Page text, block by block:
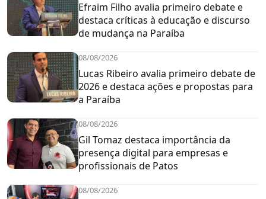
Efraim Filho avalia primeiro debate e
destaca críticas à educação e discurso
de mudança na Paraíba
08/08/2026
Lucas Ribeiro avalia primeiro debate de
2026 e destaca ações e propostas para
a Paraíba
08/08/2026
Gil Tomaz destaca importância da
presença digital para empresas e
profissionais de Patos
08/08/2026